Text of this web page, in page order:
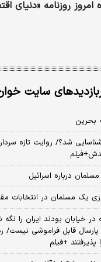
روزنامه «دنیای‌
سایت
بحرین
شد؟/ روایت تازه
درباره اسرائیل
یک مسلمان در انتخابات
در خیابان بودند ایران را
قابل فراموشی نیست/
+فیلم